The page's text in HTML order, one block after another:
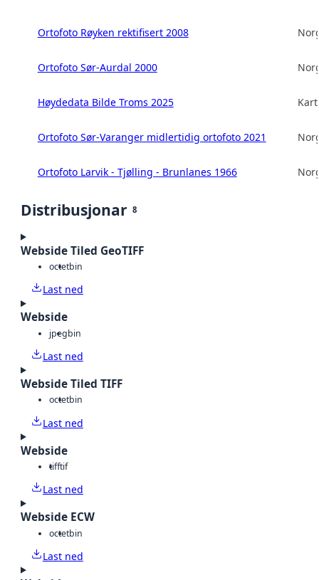
Ortofoto Røyken rektifisert 2008
Ortofoto Sør-Aurdal 2000
Høydedata Bilde Troms 2025
Ortofoto Sør-Varanger midlertidig ortofoto 2021
Ortofoto Larvik - Tjølling - Brunlanes 1966
Distribusjonar 8
Webside Tiled GeoTIFF
octetbin
Last ned
Webside
jpegbin
Last ned
Webside Tiled TIFF
octetbin
Last ned
Webside
tifftif
Last ned
Webside ECW
octetbin
Last ned